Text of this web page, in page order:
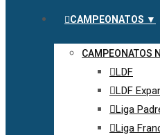
CAMPEONATOS ▼
CAMPEONATOS
LDF
LDF
Liga
Liga